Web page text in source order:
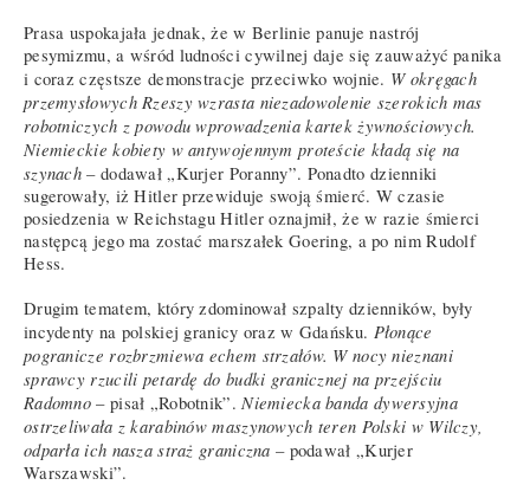
Prasa uspokajała jednak, że w Berlinie panuje nastrój
pesymizmu, a wśród ludności cywilnej daje się zauważyć panika
i coraz częstsze demonstracje przeciwko wojnie. W okręgach
przemysłowych Rzeszy wzrasta niezadowolenie szerokich mas
robotniczych z powodu wprowadzenia kartek żywnościowych.
Niemieckie kobiety w antywojennym proteście kładą się na
szynach – dodawał „Kurjer Poranny”. Ponadto dzienniki
sugerowały, iż Hitler przewiduje swoją śmierć. W czasie
posiedzenia w Reichstagu Hitler oznajmił, że w razie śmierci
następcą jego ma zostać marszałek Goering, a po nim Rudolf
Hess.
Drugim tematem, który zdominował szpalty dzienników, były
incydenty na polskiej granicy oraz w Gdańsku. Płonące
pogranicze rozbrzmiewa echem strzałów. W nocy nieznani
sprawcy rzucili petardę do budki granicznej na przejściu
Radomno – pisał „Robotnik”. Niemiecka banda dywersyjna
ostrzeliwała z karabinów maszynowych teren Polski w Wilczy,
odparła ich nasza straż graniczna – podawał „Kurjer
Warszawski”.